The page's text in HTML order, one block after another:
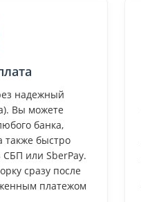
надежный
Вы можете
банка,
также быстро
СБП или SberPay.
сразу после
платежом